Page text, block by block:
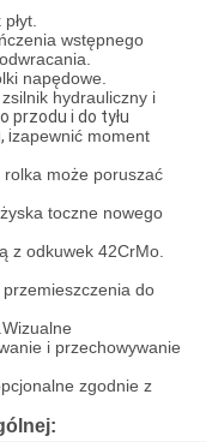
wstępnego
napędowe.
silnik hydrauliczny i
przodu i do tyłu
izapewnić moment
rolka może poruszać
toczne nowego
z odkuwek 42CrMo.
do
i przechowywanie
zgodnie z